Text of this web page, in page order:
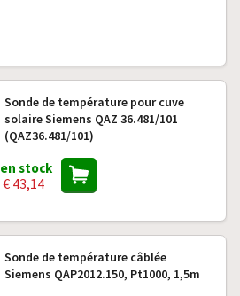
Sonde de température pour cuve
solaire Siemens QAZ 36.481/101
(QAZ36.481/101)
en stock
€ 43,14
Sonde de température câblée
Siemens QAP2012.150, Pt1000, 1,5m